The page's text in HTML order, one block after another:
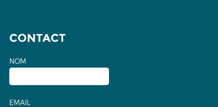
CONTACT
NOM
EMAIL